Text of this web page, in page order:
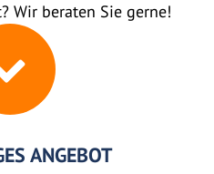
Wir beraten Sie gerne!
ANGEBOT